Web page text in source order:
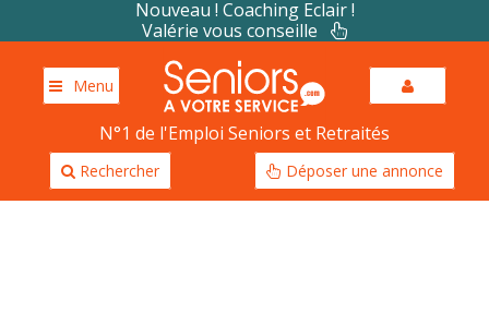
Nouveau ! Coaching Eclair !
Valérie vous conseille
Menu
N°1 de l'Emploi Seniors et Retraités
Rechercher Déposer une annonce